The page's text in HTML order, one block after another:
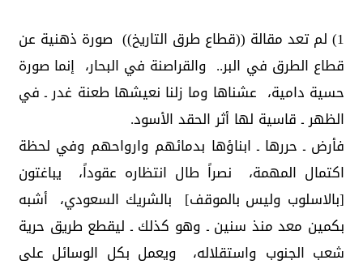
1) لم تعد مقالة ((قطاع طرق التاريخ)) صورة ذهنية عن
قطاع الطرق في البر.. والقراصنة في البحار، إنما صورة
حسية دامية، عشناها وما زلنا نعيشها طعنة غدر ـ في
الظهر ـ قاسية لها أثر الحقد الأسود.
فأرض ـ حررها ـ ابناؤها بدمائهم وارواحهم وفي لحظة
اكتمال المهمة، نصراً طال انتظاره عقوداً، يباغتون
[بالاسلوب وليس بالموقف] بالشريك السعودي، أشبه
بكمين معد منذ سنين ـ وهو كذلك ـ ليقطع طريق حرية
شعب الجنوب واستقلاله، ويعمل بكل الوسائل على